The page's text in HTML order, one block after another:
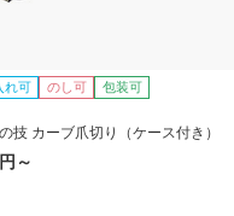
れ可 のし可 包装可
技 カーブ爪切り（ケース付き）
～